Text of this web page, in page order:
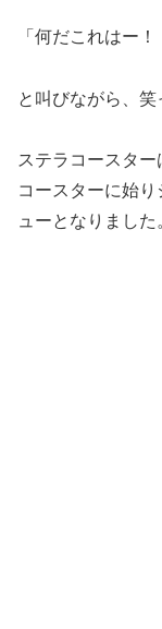
「何だこれはー！
と叫びながら、笑
ステラコースタ
コースターに始
ューとなりました